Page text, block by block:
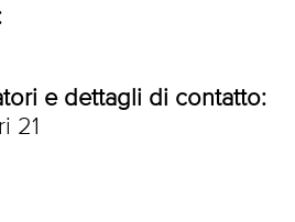
e dettagli di contatto:
21